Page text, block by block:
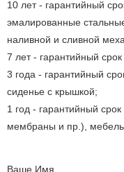
10 лет - гарантийный
эмалированные
наливной и сливной
7 лет - гарантийный
3 года - гарантийный
сиденье с крышкой;
1 год - гарантийный
мембраны и пр.),
Ваше Имя